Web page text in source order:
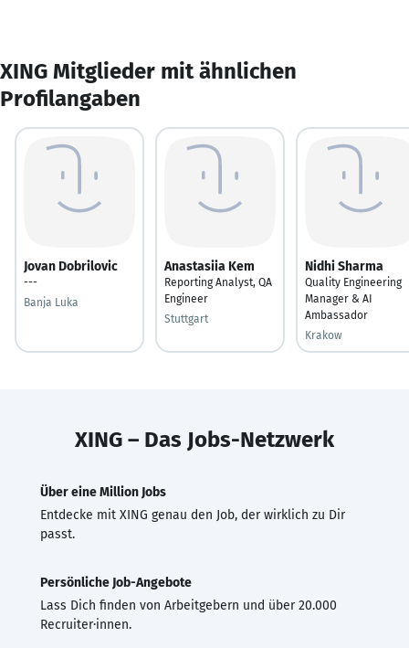
XING Mitglieder mit ähnlichen
Profilangaben
Jovan Dobrilovic
---
Banja Luka
Anastasiia Kem
Reporting Analyst, QA
Engineer
Stuttgart
Nidhi Sharma
Quality Engineering
Manager & AI
Ambassador
Krakow
XING – Das Jobs-Netzwerk
Über eine Million Jobs
Entdecke mit XING genau den Job, der wirklich zu Dir
passt.
Persönliche Job-Angebote
Lass Dich finden von Arbeitgebern und über 20.000
Recruiter·innen.